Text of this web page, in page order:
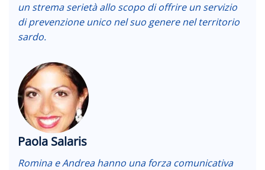
un strema serietà allo scopo di offrire un servizio
di prevenzione unico nel suo genere nel territorio
sardo.
Paola Salaris
Romina e Andrea hanno una forza comunicativa